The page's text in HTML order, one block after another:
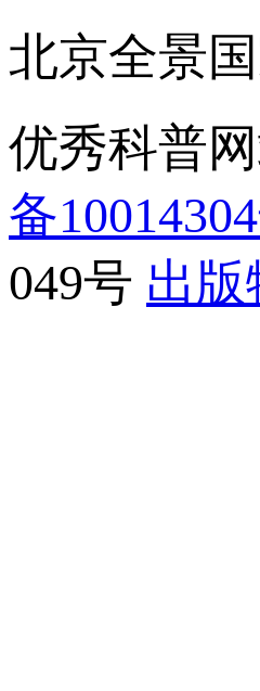
北京全景
优秀科普
备
049号 出